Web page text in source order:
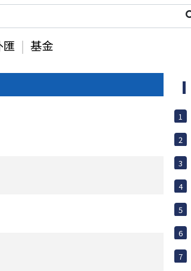
匯 基金